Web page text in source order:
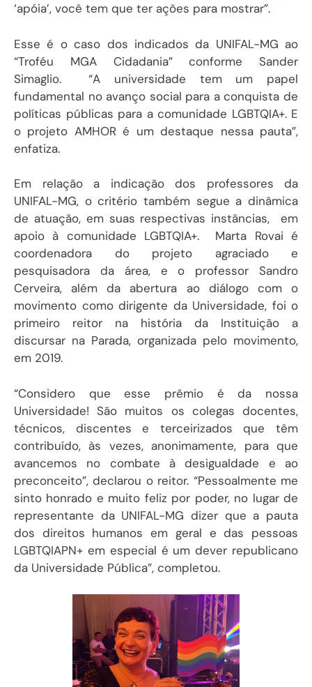
‘apóia’, você tem que ter ações para mostrar”.
Esse é o caso dos indicados da UNIFAL-MG ao
“Troféu MGA Cidadania” conforme Sander
Simaglio. “A universidade tem um papel
fundamental no avanço social para a conquista de
políticas públicas para a comunidade LGBTQIA+. E
o projeto AMHOR é um destaque nessa pauta”,
enfatiza.
Em relação a indicação dos professores da
UNIFAL-MG, o critério também segue a dinâmica
de atuação, em suas respectivas instâncias, em
apoio à comunidade LGBTQIA+. Marta Rovai é
coordenadora do projeto agraciado e
pesquisadora da área, e o professor Sandro
Cerveira, além da abertura ao diálogo com o
movimento como dirigente da Universidade, foi o
primeiro reitor na história da Instituição a
discursar na Parada, organizada pelo movimento,
em 2019.
“Considero que esse prêmio é da nossa
Universidade! São muitos os colegas docentes,
técnicos, discentes e terceirizados que têm
contribuído, às vezes, anonimamente, para que
avancemos no combate à desigualdade e ao
preconceito”, declarou o reitor. “Pessoalmente me
sinto honrado e muito feliz por poder, no lugar de
representante da UNIFAL-MG dizer que a pauta
dos direitos humanos em geral e das pessoas
LGBTQIAPN+ em especial é um dever republicano
da Universidade Pública”, completou.